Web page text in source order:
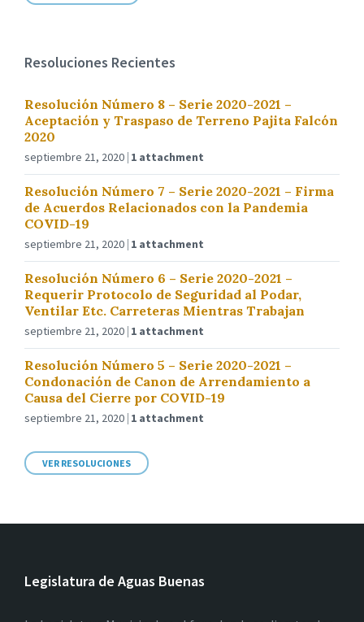
Resoluciones Recientes
Resolución Número 8 – Serie 2020-2021 –
Aceptación y Traspaso de Terreno Pajita Falcón
2020
septiembre 21, 2020 1 attachment
Resolución Número 7 – Serie 2020-2021 – Firma
de Acuerdos Relacionados con la Pandemia
COVID-19
septiembre 21, 2020 1 attachment
Resolución Número 6 – Serie 2020-2021 –
Requerir Protocolo de Seguridad al Podar,
Ventilar Etc. Carreteras Mientras Trabajan
septiembre 21, 2020 1 attachment
Resolución Número 5 – Serie 2020-2021 –
Condonación de Canon de Arrendamiento a
Causa del Cierre por COVID-19
septiembre 21, 2020 1 attachment
VER RESOLUCIONES
Legislatura de Aguas Buenas